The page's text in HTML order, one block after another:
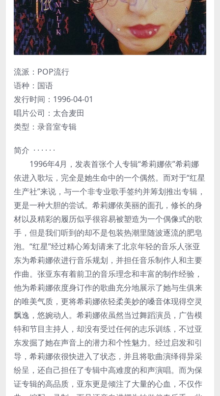
流派：POP流行
语种：国语
发行时间：1996-04-01
唱片公司：太合麦田
类型：录音室专辑
简介 · · · · · ·
1996年4月，发表首张个人专辑“希莉娜依”希莉娜
依进入歌坛，完全是她生命中的一个偶然。而对于“红星
生产社”来说，与一个非专业歌手签约并筹划推出专辑，
更是一种大胆的尝试。希莉娜依美丽的面孔，修长的身
材以及精彩的履历似乎很容易被塑造为一个偶像式的歌
手，但是我们听到的却不是包装热潮里随波逐流的肥皂
泡。“红星”经过精心筹划请来了北京年轻的音乐人张亚
东为希莉娜依进行音乐规划，并担任音乐制作人和主要
作曲。张亚东有着前卫的音乐理念和丰富的制作经验，
他为希莉娜依度身订作的歌曲充分地展示了她与生俱来
的唯美气质，更将希莉娜依轻柔美妙的嗓音体现得空灵
飘逸，悠婉动人。希莉娜依虽然当过舞蹈演员，广告模
特和节目主持人，却没有受过任何的志乐训练，不过亚
东发掘了她在声音上的潜力和个性魅力。经过启发和引
导，希莉娜依很快进入了状态，并且将歌曲演绎得异采
纷呈，还自己担任了专辑中高难度的和声演唱。而为保
证专辑的高品质，亚东更是倾注了大量的心血，不仅作